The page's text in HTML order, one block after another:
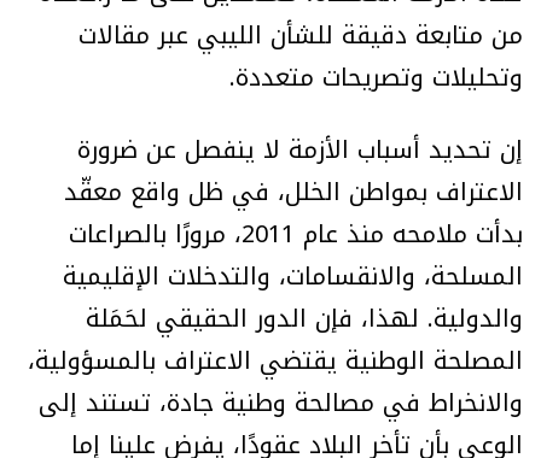
من متابعة دقيقة للشأن الليبي عبر مقالات
وتحليلات وتصريحات متعددة.
إن تحديد أسباب الأزمة لا ينفصل عن ضرورة
الاعتراف بمواطن الخلل، في ظل واقع معقّد
بدأت ملامحه منذ عام 2011، مرورًا بالصراعات
المسلحة، والانقسامات، والتدخلات الإقليمية
والدولية. لهذا، فإن الدور الحقيقي لحَمَلة
المصلحة الوطنية يقتضي الاعتراف بالمسؤولية،
والانخراط في مصالحة وطنية جادة، تستند إلى
الوعي بأن تأخر البلاد عقودًا، يفرض علينا إما